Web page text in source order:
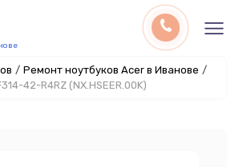
/ Ремонт ноутбуков Acer в Иванове /
42-R4RZ (NX.HSEER.00K)